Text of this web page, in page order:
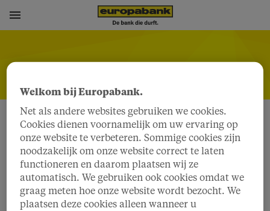
Renteboekje Plus
Welk type rekening wilt u openen?
Welkom bij Europabank.
Net als andere websites gebruiken we cookies.
Cookies dienen voornamelijk om uw ervaring op
onze website te verbeteren. Sommige cookies zijn
noodzakelijk om onze website correct te laten
functioneren en daarom plaatsen wij ze
automatisch. We gebruiken ook cookies omdat we
graag meten hoe onze website wordt bezocht. We
plaatsen deze cookies alleen wanneer u